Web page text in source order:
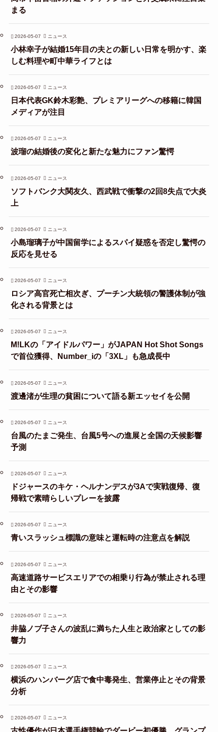
まる
2026-05-07 ニュース
小林幸子が結婚15年目の夫との新しい日常を明かす、楽
しむ料理や町中華ライフとは
2026-05-07 ニュース
日本代表GK鈴木彩艶、プレミアリーグへの移籍に韓国
メディアが注目
2026-05-07 ニュース
波瑠の結婚後の変化と新たな魅力にファン驚愕
2026-05-07 ニュース
ソフトバンク大関友久、西武戦で衝撃の2回8失点で大炎
上
2026-05-07 ニュース
小島瑠璃子が中国留学によるスパイ疑惑を否定し驚愕の
反応を見せる
2026-05-07 ニュース
ロシア高官死亡相次ぎ、プーチン大統領の警護体制が強
化される背景とは
2026-05-07 ニュース
M!LKの「アイドルパワー」がJAPAN Hot Shot Songs
で首位獲得、Number_iの「3XL」も急成長中
2026-05-07 ニュース
渡邊渚が生理の貧困について語る新エッセイを公開
2026-05-07 ニュース
台風のたまご発生、台風5号への進展と全国の天候影響
予測
2026-05-07 ニュース
ドジャースのキケ・ヘルナンデスが3Aで実戦復帰、復
帰戦で素晴らしいプレーを披露
2026-05-07 ニュース
青いスラッシュ標識の意味と運転時の注意点を解説
2026-05-07 ニュース
高速道路サービスエリアでの相乗り行為が禁止される理
由とその影響
2026-05-07 ニュース
井脇ノブ子さんの波乱に満ちた人生と政治家としての影
響力
2026-05-07 ニュース
横浜のハンバーグ店で食中毒発生、営業停止とその背景
分析
2026-05-07 ニュース